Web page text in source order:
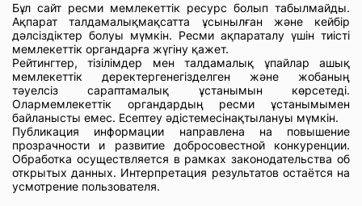
Бұл сайт ресми мемлекеттік ресурс болып табылмайды.
Ақпарат талдамалықмақсатта ұсынылған және кейбір
дәлсіздіктер болуы мүмкін. Ресми ақпараталу үшін тиісті
мемлекеттік органдарға жүгіну қажет.
Рейтингтер, тізілімдер мен талдамалық ұпайлар ашық
мемлекеттік деректергенегізделген және жобаның
тәуелсіз сараптамалық ұстанымын көрсетеді.
Олармемлекеттік органдардың ресми ұстанымымен
байланысты емес. Есептеу әдістемесінақтылануы мүмкін.
Публикация информации направлена на повышение
прозрачности и развитие добросовестной конкуренции.
Обработка осуществляется в рамках законодательства об
открытых данных. Интерпретация результатов остаётся на
усмотрение пользователя.